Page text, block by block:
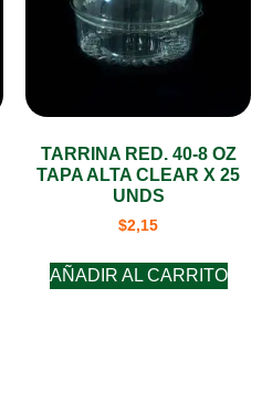
TARRINA RED. 40-8 OZ
TAPA ALTA CLEAR X 25
UNDS
$2,15
AÑADIR AL CARRITO